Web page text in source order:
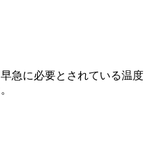
急に必要とされている温度